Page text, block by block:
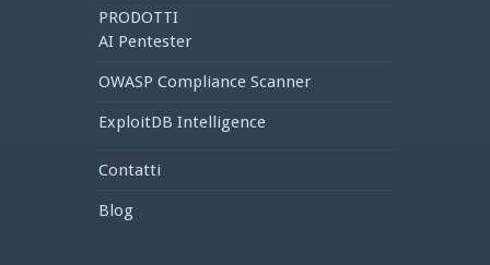
PRODOTTI
AI Pentester
OWASP Compliance Scanner
ExploitDB Intelligence
Contatti
Blog